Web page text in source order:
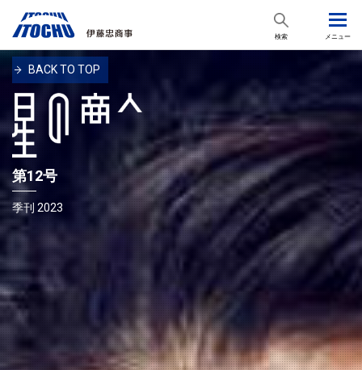
検索 メニュー
BACK TO TOP
第12号
季刊 2023